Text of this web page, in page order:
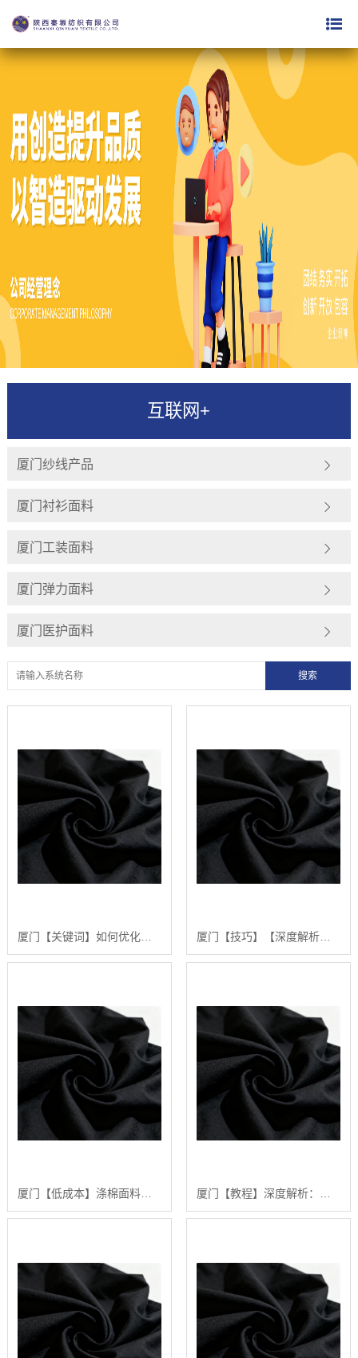
互联网+
厦门纱线产品
厦门衬衫面料
厦门工装面料
厦门弹力面料
厦门医护面料
厦门【关键词】如何优化涤棉面料的生产流程：陕西秦塬纺织的实践指南【哪家好?】 厦门【技巧】【深度解析】2024年涤棉面料品质排行榜与选购指南【怎么做?】
厦门【低成本】涤棉面料深度解析：2024年如何选择高品质涤棉面料？【有什么用?】